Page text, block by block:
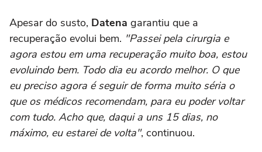
Apesar do susto, Datena garantiu que a
recuperação evolui bem. "Passei pela cirurgia e
agora estou em uma recuperação muito boa, estou
evoluindo bem. Todo dia eu acordo melhor. O que
eu preciso agora é seguir de forma muito séria o
que os médicos recomendam, para eu poder voltar
com tudo. Acho que, daqui a uns 15 dias, no
máximo, eu estarei de volta", continuou.